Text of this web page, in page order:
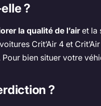
?
la qualité de l’airet la
Crit’Air 4 et
bien situer votre
?